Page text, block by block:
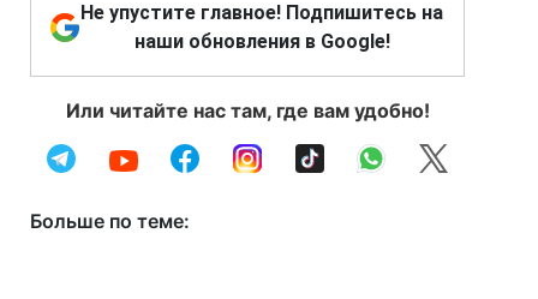
Не упустите главное! Подпишитесь на
наши обновления в Google!
Или читайте нас там, где вам удобно!
Больше по теме: